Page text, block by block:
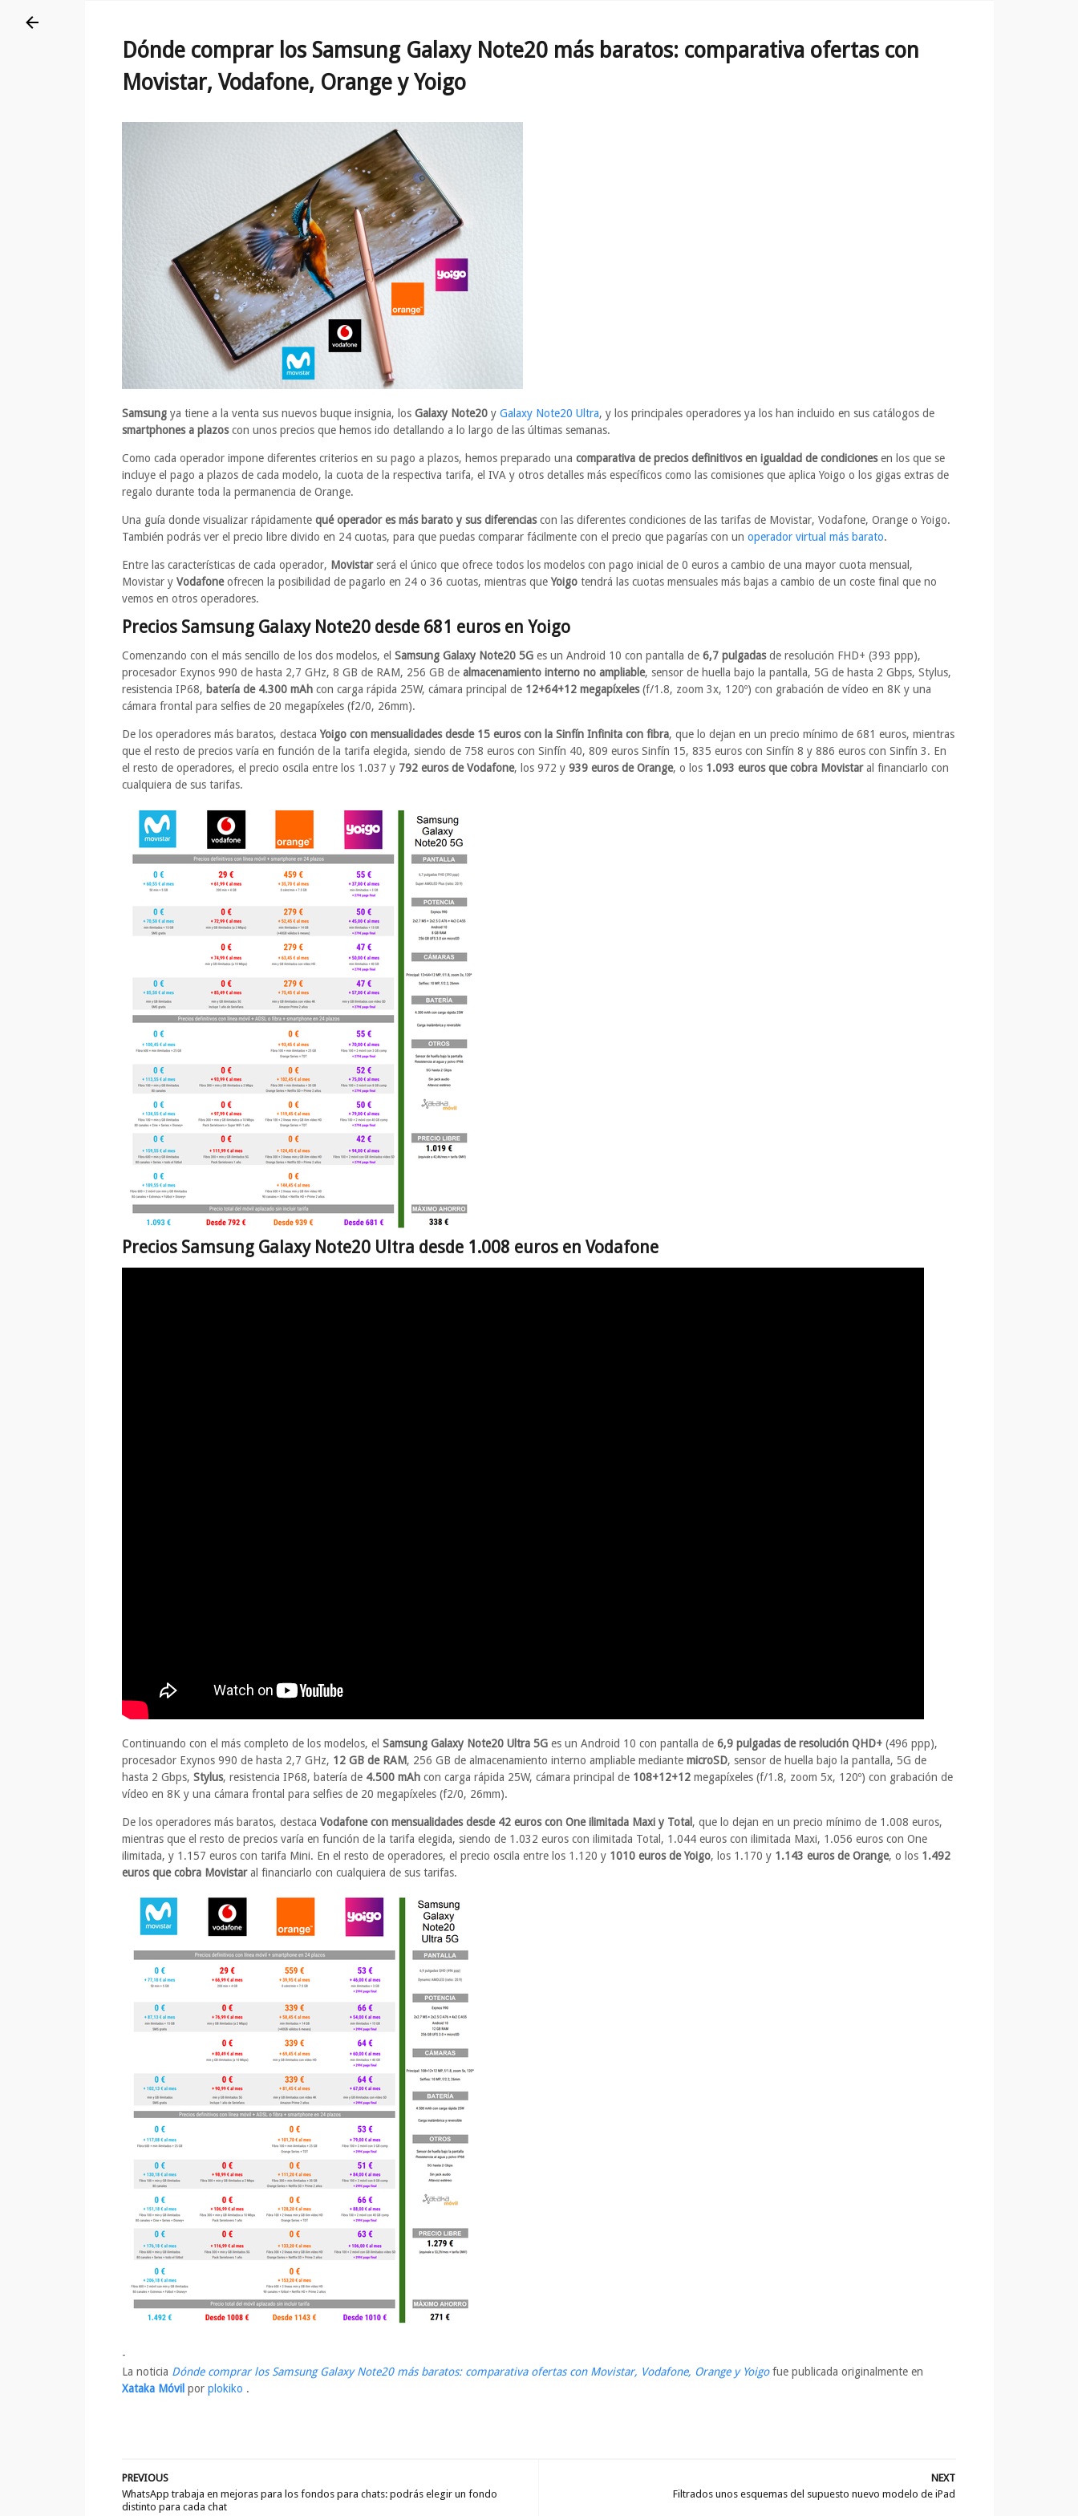
Dónde comprar los Samsung Galaxy Note20 más baratos: comparativa ofertas con
Movistar, Vodafone, Orange y Yoigo
Samsung ya tiene a la venta sus nuevos buque insignia, losGalaxy Note20 yGalaxy Note20 Ultra, y los principales operadores ya los han incluido en sus catálogos de
smartphones a plazoscon unos precios que hemos ido detallando a lo largo de las últimas semanas.
Como cada operador impone diferentes criterios en su pago a plazos, hemos preparado unacomparativa de precios definitivos en igualdad de condicionesen los que se
incluye el pago a plazos de cada modelo, la cuota de la respectiva tarifa, el IVA y otros detalles más específicos como las comisiones que aplica Yoigo o los gigas extras de
regalo durante toda la permanencia de Orange.
Una guía donde visualizar rápidamentequé operador es más barato y sus diferenciascon las diferentes condiciones de las tarifas de Movistar, Vodafone, Orange o Yoigo.
También podrás ver el precio libre divido en 24 cuotas, para que puedas comparar fácilmente con el precio que pagarías con unoperador virtual más barato.
Entre las características de cada operador, Movistarserá el único que ofrece todos los modelos con pago inicial de 0 euros a cambio de una mayor cuota mensual,
Movistar yVodafoneofrecen la posibilidad de pagarlo en 24 o 36 cuotas, mientras queYoigo tendrá las cuotas mensuales más bajas a cambio de un coste final que no
vemos en otros operadores.
Precios Samsung Galaxy Note20 desde 681 euros en Yoigo
Comenzando con el más sencillo de los dos modelos, elSamsung Galaxy Note20 5G es un Android 10 con pantalla de6,7 pulgadasde resolución FHD+ (393 ppp),
procesador Exynos 990 de hasta 2,7 GHz, 8 GB de RAM, 256 GB dealmacenamiento interno no ampliable, sensor de huella bajo la pantalla, 5G de hasta 2 Gbps, Stylus,
resistencia IP68, batería de 4.300 mAh con carga rápida 25W, cámara principal de 12+64+12 megapíxeles(f/1.8, zoom 3x, 120º) con grabación de vídeo en 8K y una
cámara frontal para selfies de 20 megapíxeles (f2/0, 26mm).
De los operadores más baratos, destacaYoigo con mensualidades desde 15 euros con la Sinfín Infinita con fibra, que lo dejan en un precio mínimo de 681 euros, mientras
que el resto de precios varía en función de la tarifa elegida, siendo de 758 euros con Sinfín 40, 809 euros Sinfín 15, 835 euros con Sinfín 8 y 886 euros con Sinfín 3. En
el resto de operadores, el precio oscila entre los 1.037 y 792 euros de Vodafone, los 972 y939 euros de Orange, o los 1.093 euros que cobra Movistaral financiarlo con
cualquiera de sus tarifas.
Precios Samsung Galaxy Note20 Ultra desde 1.008 euros en Vodafone
Continuando con el más completo de los modelos, elSamsung Galaxy Note20 Ultra 5G es un Android 10 con pantalla de6,9 pulgadas de resolución QHD+ (496 ppp),
procesador Exynos 990 de hasta 2,7 GHz, 12 GB de RAM, 256 GB de almacenamiento interno ampliable mediantemicroSD, sensor de huella bajo la pantalla, 5G de
hasta 2 Gbps,Stylus, resistencia IP68, batería de 4.500 mAh con carga rápida 25W, cámara principal de 108+12+12 megapíxeles (f/1.8, zoom 5x, 120º) con grabación de
vídeo en 8K y una cámara frontal para selfies de 20 megapíxeles (f2/0, 26mm).
De los operadores más baratos, destacaVodafone con mensualidades desde 42 euros con One ilimitada Maxi y Total , que lo dejan en un precio mínimo de 1.008 euros,
mientras que el resto de precios varía en función de la tarifa elegida, siendo de 1.032 euros con ilimitada Total, 1.044 euros con ilimitada Maxi, 1.056 euros con One
ilimitada, y 1.157 euros con tarifa Mini. En el resto de operadores, el precio oscila entre los 1.120 y 1010 euros de Yoigo, los 1.170 y 1.143 euros de Orange, o los 1.492
euros que cobra Movistaral financiarlo con cualquiera de sus tarifas.
-
La noticia Dónde comprar los Samsung Galaxy Note20 más baratos: comparativa ofertas con Movistar, Vodafone, Orange y Yoigofue publicada originalmente en
Xataka Móvil porplokiko .
NEXT
Filtrados unos esquemas del supuesto nuevo modelo de iPad
PREVIOUS
WhatsApp trabaja en mejoras para los fondos para chats: podrás elegir un fondo
distinto para cada chat